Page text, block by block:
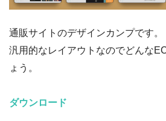
通販サイトのデザインカンプです。
汎用的なレイアウトなのでどんな
ょう。
ダウンロード